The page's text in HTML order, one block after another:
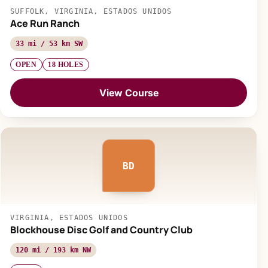
SUFFOLK, VIRGINIA, ESTADOS UNIDOS
Ace Run Ranch
33 mi / 53 km SW
OPEN 18 HOLES
View Course
BD
VIRGINIA, ESTADOS UNIDOS
Blockhouse Disc Golf and Country Club
120 mi / 193 km NW